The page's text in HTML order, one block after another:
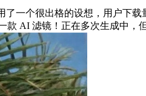
个很出格的设想，用户下载
AI 滤镜！正在多次生成中